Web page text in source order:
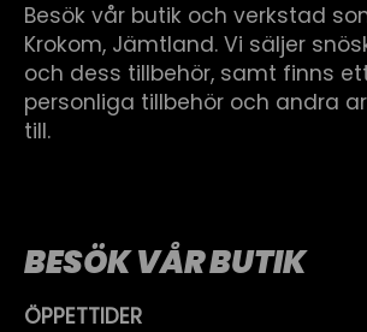
Besök vår butik och verkstad
Krokom, Jämtland. Vi säljer
och dess tillbehör, samt finns
personliga tillbehör och andra
till.
BESÖK VÅR BUTIK
ÖPPETTIDER